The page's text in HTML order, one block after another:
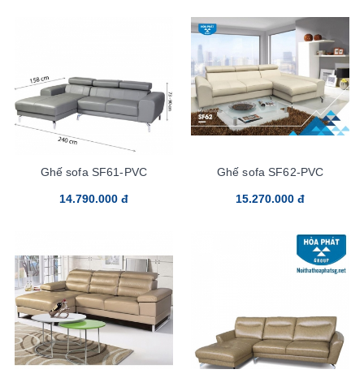
Ghế sofa SF61-PVC
14.790.000 đ
Ghế sofa SF62-PVC
15.270.000 đ